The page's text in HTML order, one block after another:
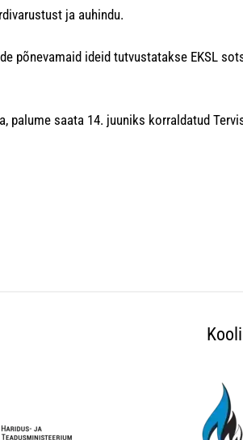
ja auhindu.
põnevamaid ideid tutvustatakse EKSL
palume saata 14. juuniks korraldatud